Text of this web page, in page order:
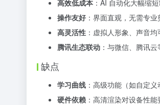
高效低成本 ：AI 自动化大幅缩
操作友好 ：界面直观，无需专
高灵活性 ：虚拟人形象、声音
腾讯生态联动 ：与微信、腾讯
缺点
学习曲线 ：高级功能（如自定
硬件依赖 ：高清渲染对设备性